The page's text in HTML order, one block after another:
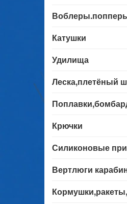
Катушки
Удилища
Леска,плетёный
Крючки
Силиконовые
Вертлюги